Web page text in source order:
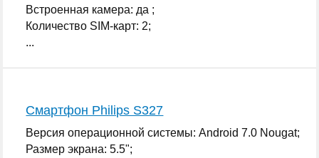
Встроенная камера: да ;
Количество SIM-карт: 2;
...
Смартфон Philips S327
Версия операционной системы: Android 7.0 Nougat;
Размер экрана: 5.5";